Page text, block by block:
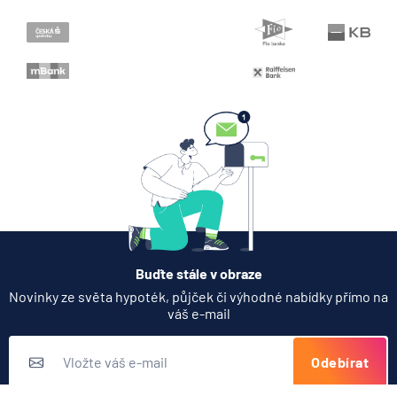
Podílový fond
Podpisové právo
Platební terminál
Cílová částka
Buďte stále v obraze
Novinky ze světa hypoték, půjček či výhodné nabídky přímo na
váš e-mail
Odebírat